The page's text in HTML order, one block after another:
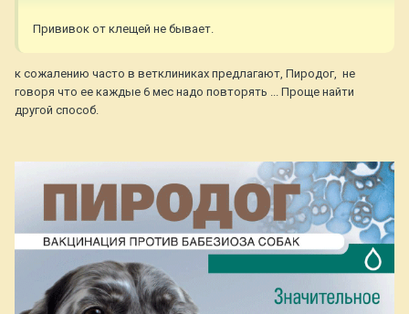
Прививок от клещей не бывает.
к сожалению часто в ветклиниках предлагают, Пиродог, не
говоря что ее каждые 6 мес надо повторять ... Проще найти
другой способ.